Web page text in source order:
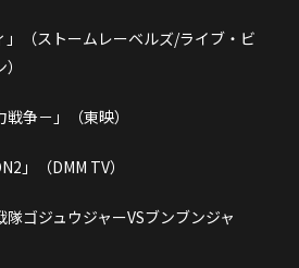
（ストームレーベルズ/ライブ・ビ
争－」（東映）
」（DMM TV）
ゴジュウジャーVSブンブンジャ